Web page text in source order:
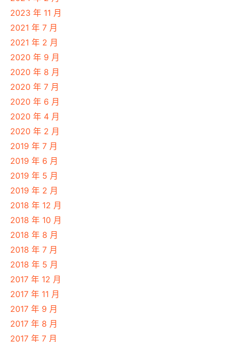
2023 年 11 月
2021 年 7 月
2021 年 2 月
2020 年 9 月
2020 年 8 月
2020 年 7 月
2020 年 6 月
2020 年 4 月
2020 年 2 月
2019 年 7 月
2019 年 6 月
2019 年 5 月
2019 年 2 月
2018 年 12 月
2018 年 10 月
2018 年 8 月
2018 年 7 月
2018 年 5 月
2017 年 12 月
2017 年 11 月
2017 年 9 月
2017 年 8 月
2017 年 7 月